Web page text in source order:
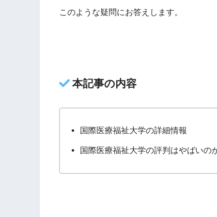
このような疑問にお答えします。
本記事の内容
国際医療福祉大学の詳細情報
国際医療福祉大学の評判はやばいの